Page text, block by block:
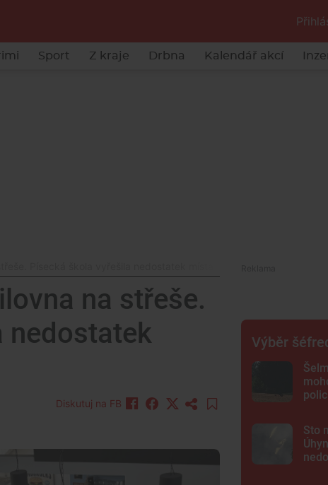
Sport Z kraje Drbna Kalendář akcí
na střeše.
nedostatek
Diskutuj na FB
Výběr
Sto